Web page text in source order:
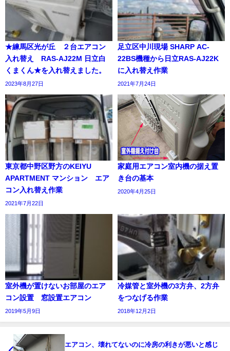
★練馬区光が丘 ２台エアコン
入れ替え RAS-AJ22M 日立白
くまくん★を入れ替えました。
2023年8月27日
足立区中川現場 SHARP AC-
22BS機種から日立RAS-AJ22K
に入れ替え作業
2021年7月24日
東京都中野区野方のKEIYU
APARTMENT マンション エア
コン入れ替え作業
2021年7月22日
家庭用エアコン室内機の据え置
き台の基本
2020年4月25日
室外機が置けないお部屋のエア
コン設置 窓設置エアコン
2019年5月9日
冷媒管と室外機の3方弁、2方弁
をつなげる作業
2018年12月2日
エアコン、壊れてないのに冷房の利きが悪いと感じ